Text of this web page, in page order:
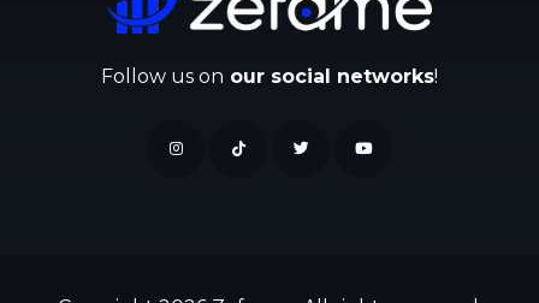
Follow us on our social networks!